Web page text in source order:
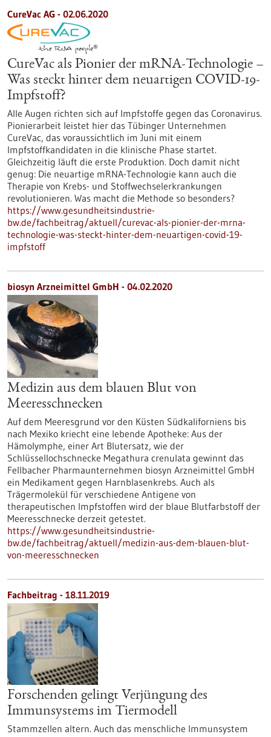
CureVac AG - 02.06.2020
CureVac als Pionier der mRNA-Technologie –
Was steckt hinter dem neuartigen COVID-19-
Impfstoff?
Alle Augen richten sich auf Impfstoffe gegen das Coronavirus.
Pionierarbeit leistet hier das Tübinger Unternehmen
CureVac, das voraussichtlich im Juni mit einem
Impfstoffkandidaten in die klinische Phase startet.
Gleichzeitig läuft die erste Produktion. Doch damit nicht
genug: Die neuartige mRNA-Technologie kann auch die
Therapie von Krebs- und Stoffwechselerkrankungen
revolutionieren. Was macht die Methode so besonders?
https://www.gesundheitsindustrie-
bw.de/fachbeitrag/aktuell/curevac-als-pionier-der-mrna-
technologie-was-steckt-hinter-dem-neuartigen-covid-19-
impfstoff
biosyn Arzneimittel GmbH - 04.02.2020
Medizin aus dem blauen Blut von
Meeresschnecken
Auf dem Meeresgrund vor den Küsten Südkaliforniens bis
nach Mexiko kriecht eine lebende Apotheke: Aus der
Hämolymphe, einer Art Blutersatz, wie der
Schlüssellochschnecke Megathura crenulata gewinnt das
Fellbacher Pharmaunternehmen biosyn Arzneimittel GmbH
ein Medikament gegen Harnblasenkrebs. Auch als
Trägermolekül für verschiedene Antigene von
therapeutischen Impfstoffen wird der blaue Blutfarbstoff der
Meeresschnecke derzeit getestet.
https://www.gesundheitsindustrie-
bw.de/fachbeitrag/aktuell/medizin-aus-dem-blauen-blut-
von-meeresschnecken
Fachbeitrag - 18.11.2019
Forschenden gelingt Verjüngung des
Immunsystems im Tiermodell
Stammzellen altern. Auch das menschliche Immunsystem